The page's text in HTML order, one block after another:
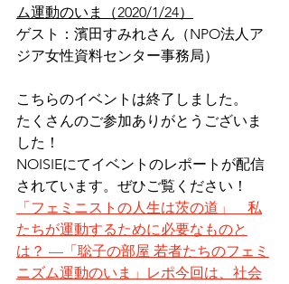
ム運動のいま（2020/1/24）
ゲスト：濱田すみれさん（NPO法人ア
ジア女性資料センター事務局）
こちらのイベントは終了しました。
たくさんのご参加ありがとうございま
した！
NOISIEにてイベントのレポートが配信
されています。ぜひご覧ください！
「フェミニストの人生は茨の道」　私
たちが運動するために必要なものと
は？ —「聡子の部屋 若者たちのフェミ
ニズム運動のいま」レポ今回は、社会